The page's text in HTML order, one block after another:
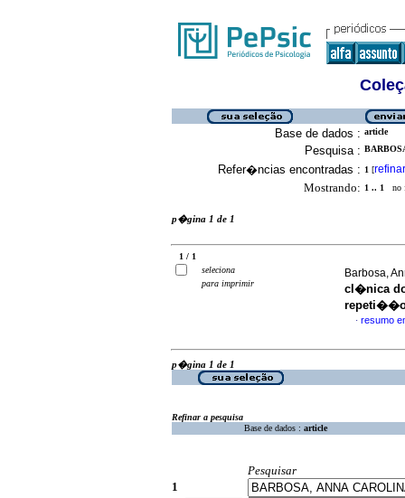
Base de dados : article
Pesquisa :
Refer�ncias encontradas : 1 [refinar
Mostrando: 1 .. 1 no
p�gina 1 de 1
1 / 1
seleciona
para imprimir
Barbosa,
cl�nica
· resumo
p�gina 1 de 1
Refinar a pesquisa
Base de dados : article
Pesquisar
1